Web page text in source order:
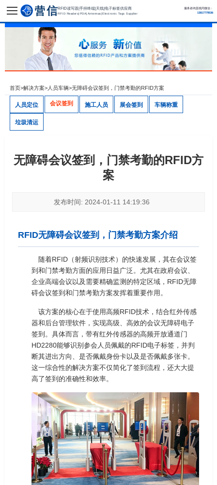
RFID读写器|手持终端|天线|电子标签供应商
RFID Readers|PDA|Antennas|Electronic Tags Supplier
服务咨询直线同微信：
13817779536
首页>解决方案>人员车辆>无障碍会议签到，门禁考勤的RFID方案
人员定位 会议签到 施工人员 展会签到 车辆称重
垃圾清运
无障碍会议签到，门禁考勤的RFID方
案
发布时间: 2024-01-11 14:19:36
RFID无障碍会议签到，门禁考勤方案介绍
随着RFID（射频识别技术）的快速发展，其在会议签
到和门禁考勤方面的应用日益广泛。尤其在政府会议、
企业高端会议以及需要精确监测的特定区域，RFID无障
碍会议签到和门禁考勤方案发挥着重要作用。
该方案的核心在于使用高频RFID技术，结合红外传感
器和后台管理软件，实现高级、高效的会议无障碍电子
签到。具体而言，带有红外传感器的高频开放通道门
HD2280能够识别参会人员佩戴的RFID电子标签，并判
断其进出方向、是否佩戴身份卡以及是否佩戴多张卡。
这一综合性的解决方案不仅简化了签到流程，还大大提
高了签到的准确性和效率。